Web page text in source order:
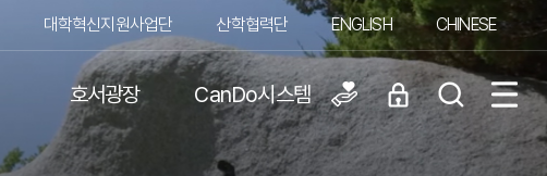
대학혁신지원사업단 산학협력단 ENGLISH CHINESE
호서광장 CanDo시스템